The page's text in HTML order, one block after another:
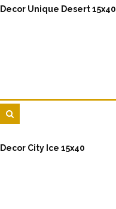
Decor Unique Desert 15x40
Decor City Ice 15x40